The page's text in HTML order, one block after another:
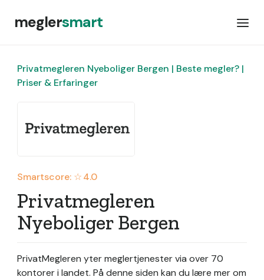
meglersmart
Privatmegleren Nyeboliger Bergen | Beste megler? |
Priser & Erfaringer
Smartscore: ☆4.0
Privatmegleren
Nyeboliger Bergen
PrivatMegleren yter meglertjenester via over 70
kontorer i landet. På denne siden kan du lære mer om